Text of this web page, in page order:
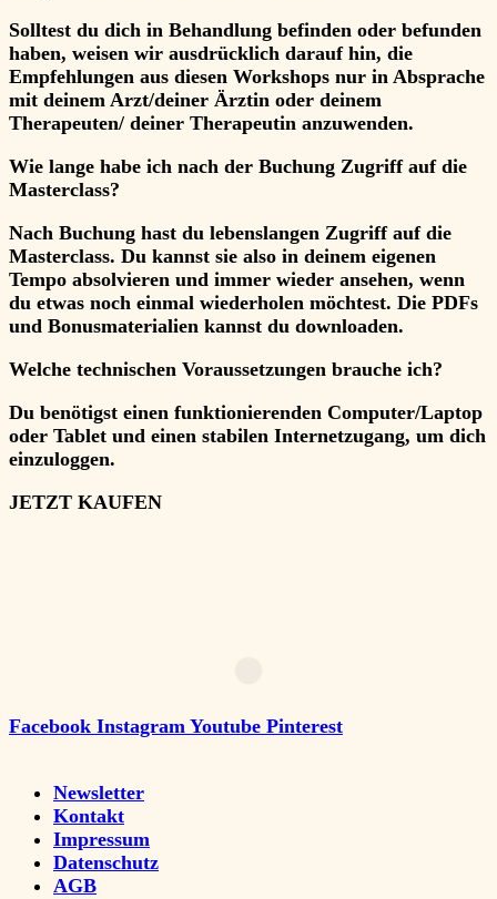
Solltest du dich in Behandlung befinden oder befunden
haben, weisen wir ausdrücklich darauf hin, die
Empfehlungen aus diesen Workshops nur in Absprache
mit deinem Arzt/deiner Ärztin oder deinem
Therapeuten/ deiner Therapeutin anzuwenden.
Wie lange habe ich nach der Buchung Zugriff auf die
Masterclass?
Nach Buchung hast du lebenslangen Zugriff auf die
Masterclass. Du kannst sie also in deinem eigenen
Tempo absolvieren und immer wieder ansehen, wenn
du etwas noch einmal wiederholen möchtest. Die PDFs
und Bonusmaterialien kannst du downloaden.
Welche technischen Voraussetzungen brauche ich?
Du benötigst einen funktionierenden Computer/Laptop
oder Tablet und einen stabilen Internetzugang, um dich
einzuloggen.
JETZT KAUFEN
Facebook Instagram Youtube Pinterest
Newsletter
Kontakt
Impressum
Datenschutz
AGB